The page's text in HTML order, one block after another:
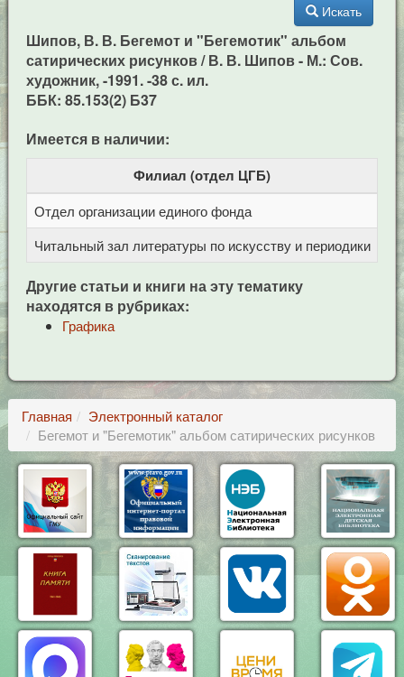
Искать
Шипов, В. В. Бегемот и "Бегемотик" альбом
сатирических рисунков / В. В. Шипов - М.: Сов.
художник, -1991. -38 с. ил.
ББК: 85.153(2) Б37
Имеется в наличии:
Филиал (отдел ЦГБ)
Отдел организации единого фонда
Читальный зал литературы по искусству и периодики
Другие статьи и книги на эту тематику
находятся в рубриках:
Графика
Главная
Электронный каталог
Бегемот и "Бегемотик" альбом сатирических рисунков